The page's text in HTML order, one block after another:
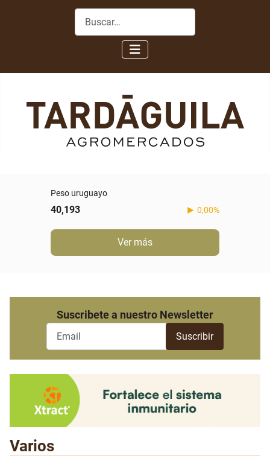
Buscar
Peso uruguayo
40,193 0,00%
Ver más
Suscribete a nuestro Newsletter
Varios